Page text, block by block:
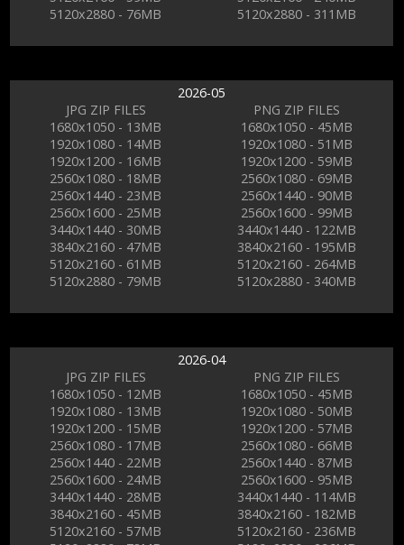
5120x2880 - 76MB
5120x2880 - 311MB
2026-05
JPG ZIP FILES
1680x1050 - 13MB
1920x1080 - 14MB
1920x1200 - 16MB
2560x1080 - 18MB
2560x1440 - 23MB
2560x1600 - 25MB
3440x1440 - 30MB
3840x2160 - 47MB
5120x2160 - 61MB
5120x2880 - 79MB
PNG ZIP FILES
1680x1050 - 45MB
1920x1080 - 51MB
1920x1200 - 59MB
2560x1080 - 69MB
2560x1440 - 90MB
2560x1600 - 99MB
3440x1440 - 122MB
3840x2160 - 195MB
5120x2160 - 264MB
5120x2880 - 340MB
2026-04
JPG ZIP FILES
1680x1050 - 12MB
1920x1080 - 13MB
1920x1200 - 15MB
2560x1080 - 17MB
2560x1440 - 22MB
2560x1600 - 24MB
3440x1440 - 28MB
3840x2160 - 45MB
5120x2160 - 57MB
PNG ZIP FILES
1680x1050 - 45MB
1920x1080 - 50MB
1920x1200 - 57MB
2560x1080 - 66MB
2560x1440 - 87MB
2560x1600 - 95MB
3440x1440 - 114MB
3840x2160 - 182MB
5120x2160 - 236MB